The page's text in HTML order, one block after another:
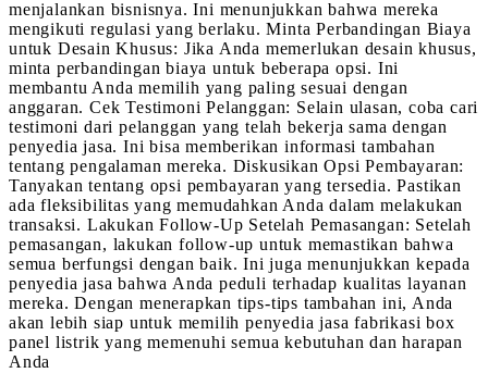
menjalankan bisnisnya. Ini menunjukkan bahwa mereka
mengikuti regulasi yang berlaku. Minta Perbandingan Biaya
untuk Desain Khusus: Jika Anda memerlukan desain khusus,
minta perbandingan biaya untuk beberapa opsi. Ini
membantu Anda memilih yang paling sesuai dengan
anggaran. Cek Testimoni Pelanggan: Selain ulasan, coba cari
testimoni dari pelanggan yang telah bekerja sama dengan
penyedia jasa. Ini bisa memberikan informasi tambahan
tentang pengalaman mereka. Diskusikan Opsi Pembayaran:
Tanyakan tentang opsi pembayaran yang tersedia. Pastikan
ada fleksibilitas yang memudahkan Anda dalam melakukan
transaksi. Lakukan Follow-Up Setelah Pemasangan: Setelah
pemasangan, lakukan follow-up untuk memastikan bahwa
semua berfungsi dengan baik. Ini juga menunjukkan kepada
penyedia jasa bahwa Anda peduli terhadap kualitas layanan
mereka. Dengan menerapkan tips-tips tambahan ini, Anda
akan lebih siap untuk memilih penyedia jasa fabrikasi box
panel listrik yang memenuhi semua kebutuhan dan harapan
Anda